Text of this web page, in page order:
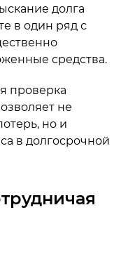
долга
в один ряд с
средства.
проверка
не
но и
в долгосрочной